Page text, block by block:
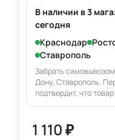
В наличии в 3
сегодня
Краснодар
Ставрополь
Забрать
Дону, Ставрополь.
подтвердит, что
1 110 ₽